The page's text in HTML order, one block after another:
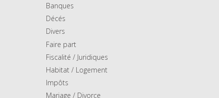
Banques
Décés
Divers
Faire part
Fiscalité / Juridiques
Habitat / Logement
Impôts
Mariage / Divorce